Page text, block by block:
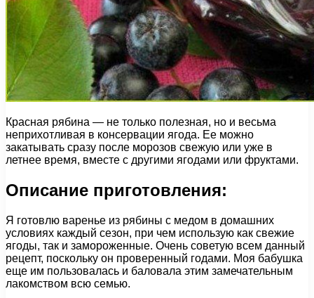
Красная рябина — не только полезная, но и весьма
неприхотливая в консервации ягода. Ее можно
закатывать сразу после морозов свежую или уже в
летнее время, вместе с другими ягодами или фруктами.
Описание приготовления:
Я готовлю варенье из рябины с медом в домашних
условиях каждый сезон, при чем использую как свежие
ягоды, так и замороженные. Очень советую всем данный
рецепт, поскольку он проверенный годами. Моя бабушка
еще им пользовалась и баловала этим замечательным
лакомством всю семью.